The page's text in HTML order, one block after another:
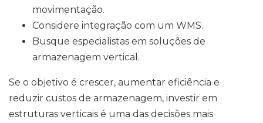
movimentação.
Considere integração com um WMS.
Busque especialistas em soluções de
armazenagem vertical.
Se o objetivo é crescer, aumentar eficiência e
reduzir custos de armazenagem, investir em
estruturas verticais é uma das decisões mais